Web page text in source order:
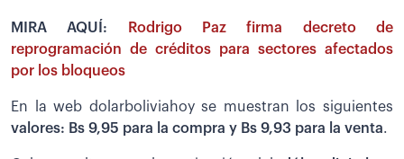
MIRA AQUÍ:
Rodrigo Paz firma decreto de
reprogramación de créditos para sectores afectados
por los bloqueos
En la web dolarboliviahoy se muestran los siguientes
valores: Bs 9,95 para la compra y Bs 9,93 para la venta.